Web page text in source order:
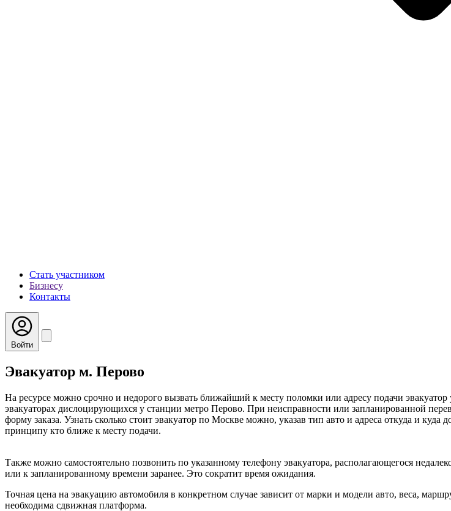
Стать участником
Бизнесу
Контакты
Войти
Эвакуатор м. Перово
На ресурсе можно срочно и недорого вызвать ближайший к месту поломки или адресу подачи
эвакуаторах дислоцирующихся у станции метро Перово. При неисправности или запланированной
форму заказа. Узнать сколько стоит эвакуатор по Москве можно, указав тип авто и адреса откуда и
принципу кто ближе к месту подачи.
Также можно самостоятельно позвонить по указанному телефону эвакуатора, располагающегося
или к запланированному времени заранее. Это сократит время ожидания.
Точная цена на эвакуацию автомобиля в конкретном случае зависит от марки и модели авто, веса,
необходима сдвижная платформа.